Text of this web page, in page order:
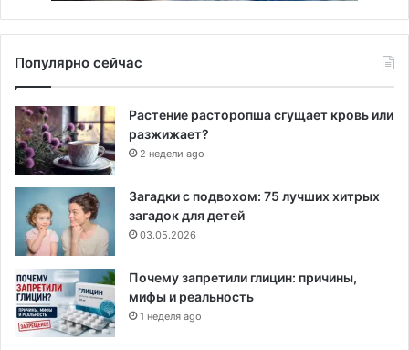
Популярно сейчас
Растение расторопша сгущает кровь или
разжижает?
2 недели ago
Загадки с подвохом: 75 лучших хитрых
загадок для детей
03.05.2026
Почему запретили глицин: причины,
мифы и реальность
1 неделя ago